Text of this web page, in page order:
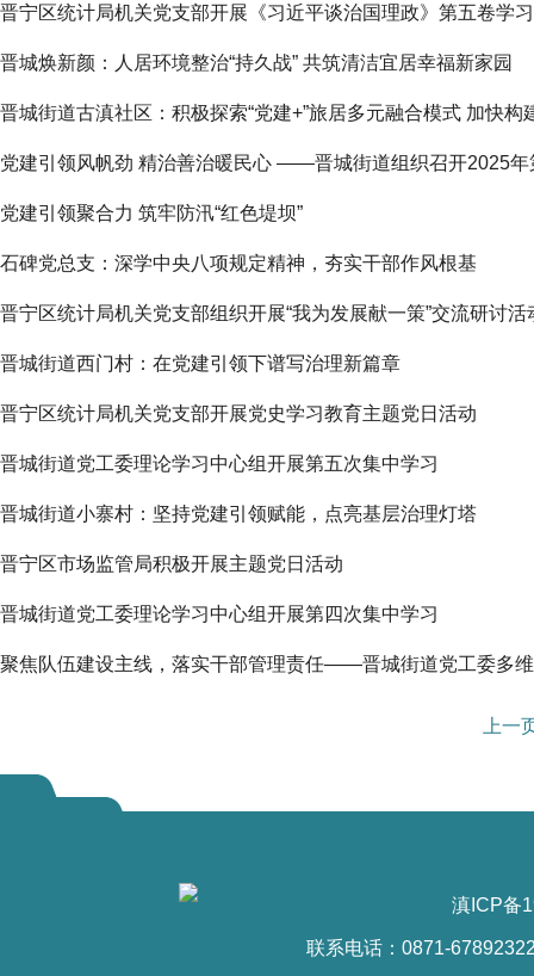
晋宁区统计局机关党支部开展《习近平谈治国理政》第五卷学
晋城焕新颜：人居环境整治“持久战” 共筑清洁宜居幸福新家园
晋城街道古滇社区：积极探索“党建+”旅居多元融合模式 加快
党建引领风帆劲 精治善治暖民心 ——晋城街道组织召开2025年
党建引领聚合力 筑牢防汛“红色堤坝”
石碑党总支：深学中央八项规定精神，夯实干部作风根基
晋宁区统计局机关党支部组织开展“我为发展献一策”交流研讨活
晋城街道西门村：在党建引领下谱写治理新篇章
晋宁区统计局机关党支部开展党史学习教育主题党日活动
晋城街道党工委理论学习中心组开展第五次集中学习
晋城街道小寨村：坚持党建引领赋能，点亮基层治理灯塔
晋宁区市场监管局积极开展主题党日活动
晋城街道党工委理论学习中心组开展第四次集中学习
聚焦队伍建设主线，落实干部管理责任——晋城街道党工委多维
上一
滇ICP备
联系电话：0871-